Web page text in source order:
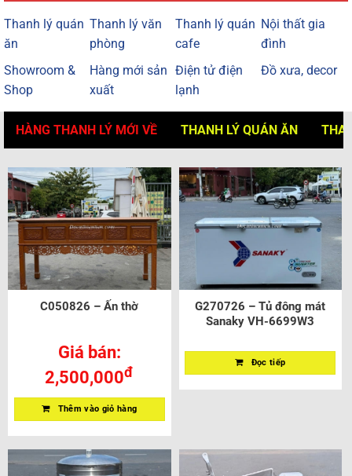
Thanh lý quán
ăn
Thanh lý văn
phòng
Thanh lý quán
cafe
Nội thất gia
đình
Showroom &
Shop
Hàng mới sản
xuất
Điện tử điện
lạnh
Đồ xưa, decor
HÀNG THANH LÝ MỚI VỀ THANH LÝ QUÁN ĂN
C050826 – Ấn thờ
Giá bán:
2,500,000đ
Thêm vào giỏ hàng
G270726 – Tủ đông mát
Sanaky VH-6699W3
Đọc tiếp